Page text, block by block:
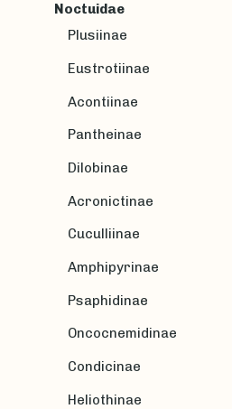
Noctuidae
Plusiinae
Eustrotiinae
Acontiinae
Pantheinae
Dilobinae
Acronictinae
Cuculliinae
Amphipyrinae
Psaphidinae
Oncocnemidinae
Condicinae
Heliothinae